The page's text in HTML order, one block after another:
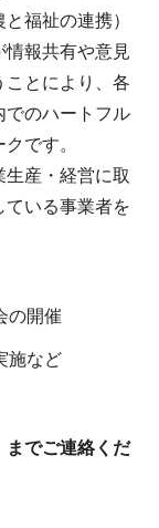
福祉の連携）
情報共有や意見
ことにより、各
でのハートフル
です。
産・経営に取
ている事業者を
の開催
施など
までご連絡くだ